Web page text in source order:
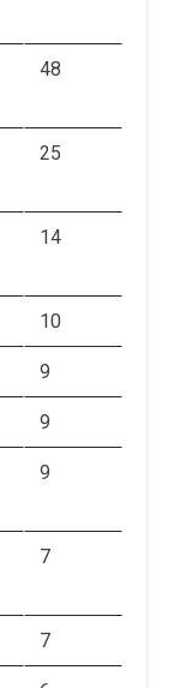
48
25
14
10
9
9
9
7
7